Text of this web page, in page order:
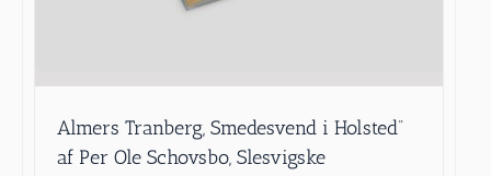
Almers Tranberg, Smedesvend i Holsted”
af Per Ole Schovsbo, Slesvigske